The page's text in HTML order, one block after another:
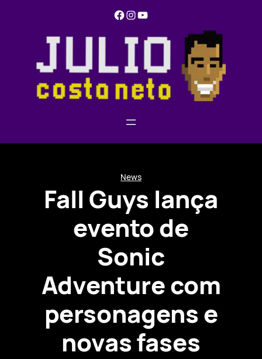
Facebook Instagram YouTube
News
Fall Guys lança
evento de
Sonic
Adventure com
personagens e
novas fases